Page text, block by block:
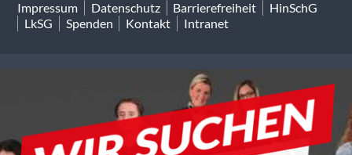
Impressum Datenschutz Barrierefreiheit
HinSchG
LkSG
Spenden Kontakt Intranet